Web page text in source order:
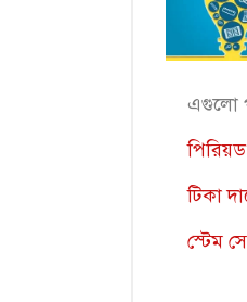
এগুলো
টিকা
স্টেম